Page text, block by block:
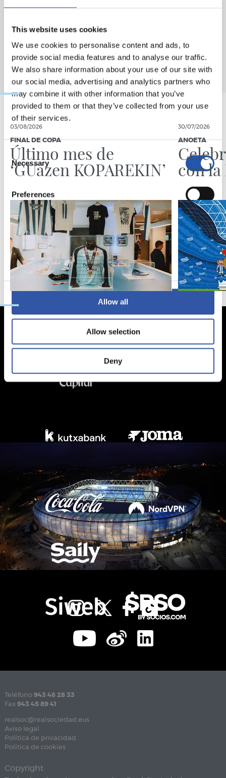
This website uses cookies
We use cookies to personalise content and ads, to
provide social media features and to analyse our traffic.
We also share information about your use of our site with
our social media, advertising and analytics partners who
may combine it with other information that you’ve
provided to them or that they’ve collected from your use
of their services.
Consent
Selection
Necessary
Preferences
Statistics
Marketing
Allow all
Allow selection
Deny
03/08/2026
FINAL DE COPA
Último mes de
‘GUazen KOPAREKIN’
30/07/2026
ANOETA
con la
Teléfono 943 46 28 33
Fax 943 45 89 41
realsoc@realsociedad.eus
Aviso legal
Política de privacidad
Política de cookies
Copyright